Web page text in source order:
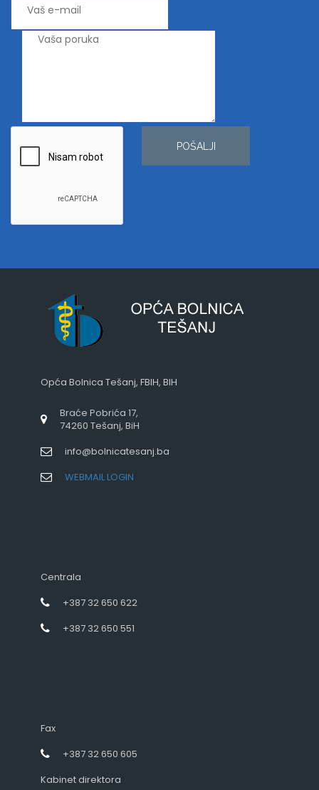
POŠALJI
Opća Bolnica Tešanj, FBIH, BIH
Braće Pobrića 17,
74260 Tešanj, BiH
info@bolnicatesanj.ba
WEBMAIL LOGIN
Centrala
+387 32 650 622
+387 32 650 551
Fax
+387 32 650 605
Kabinet direktora